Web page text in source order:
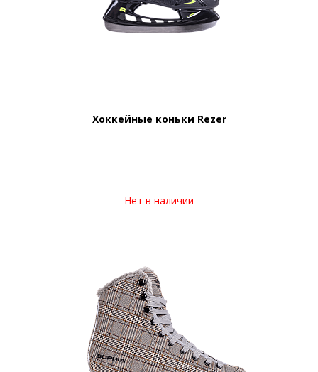
Хоккейные коньки Rezer
Нет в наличии